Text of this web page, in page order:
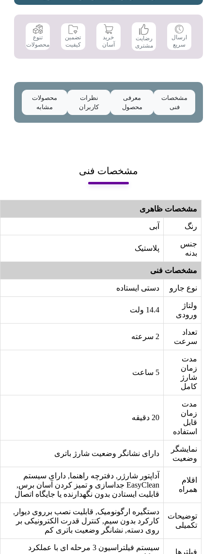
دکر
SVJ520BFS
عدد
ارسال
سریع
رضایت
مشتری
خرید
آسان
تضمین
کیفیت
تنوع
محصولات
مشخصات
فنی
معرفی
محصول
نظرات
کاربران
محصولات
مشابه
مشخصات فنی
مشخصات ظاهری
رنگ
جنس
بدنه
پلاستیک
مشخصات فنی
نوع جارو دستی ایستاده
ولتاژ
ورودی
14.4 ولت
تعداد
سرعت
مدت
زمان
شارژ
کامل
مدت
زمان
قابل
استفاده
نمایشگر
وضعیت
دارای نشانگر وضعیت شارژ باتری
اقلام
همراه
آداپتور شارژر, دفترچه راهنما, دارای سیستم
EasyClean جداسازی و تمیز کردن آسان برس,
قابلیت ایستادن بدون نگهدارنده یا جایگاه اتصال
توضیحات
تکمیلی
دستگیره ارگونومیک, قابلیت نصب برروی دیوار,
کارکرد بدون سیم, کنترل قدرت الکترونیکی بر
روی دسته, نشانگر وضعیت باتری کم
فیلترها
سیستم فیلتراسیون 3 مرحله ای با عملکرد